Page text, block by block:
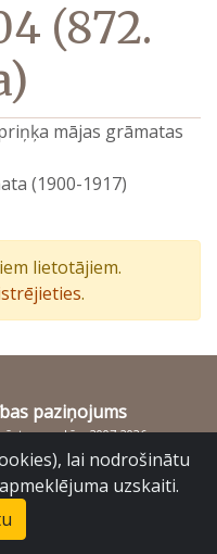
(872.
mājas grāmatas
(1900-1917)
lietotājiem.
.
paziņojums
arhīvs 2007-2026
LV – 1048lai nodrošinātu
uzskaiti.